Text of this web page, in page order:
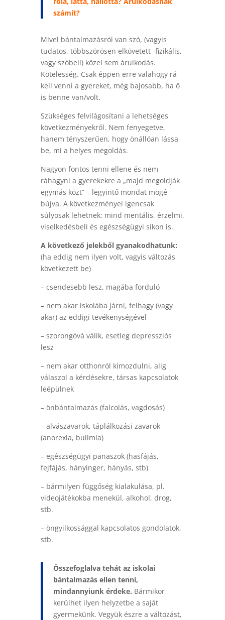
számít?
Mivel bántalmazásról van szó, (vagyis
tudatos, többszörösen elkövetett -fizikális,
vagy szóbeli) közel sem árulkodás.
Kötelesség. Csak éppen erre valahogy rá
kell venni a gyereket, még bajosabb, ha ő
is benne van/volt.
Szükséges felvilágosítani a lehetséges
következményekről. Nem fenyegetve,
hanem tényszerűen, hogy önállóan lássa
be, mi a helyes megoldás.
Nagyon fontos tenni ellene és nem
ráhagyni a gyerekekre a „majd megoldják
egymás közt” – legyintő mondat mögé
bújva. A következményei igencsak
súlyosak lehetnek; mind mentális, érzelmi,
viselkedésbeli és egészségügyi síkon is.
A következő jelekből gyanakodhatunk:
(ha eddig nem ilyen volt, vagyis változás
következett be)
– csendesebb lesz, magába forduló
– nem akar iskolába járni, felhagy (vagy
akar) az eddigi tevékenységével
– szorongóvá válik, esetleg depressziós
lesz
– nem akar otthonról kimozdulni, alig
válaszol a kérdésekre, társas kapcsolatok
leépülnek
– önbántalmazás (falcolás, vagdosás)
– alvászavarok, táplálkozási zavarok
(anorexia, bulimia)
– egészségügyi panaszok (hasfájás,
fejfájás, hányinger, hányás, stb)
– bármilyen függőség kialakulása, pl.
videojátékokba menekül, alkohol, drog,
stb.
– öngyilkossággal kapcsolatos gondolatok,
stb.
Összefoglalva tehát az iskolai
bántalmazás ellen tenni,
mindannyiunk érdeke. Bármikor
kerülhet ilyen helyzetbe a saját
gyermekünk. Vegyük észre a változást,